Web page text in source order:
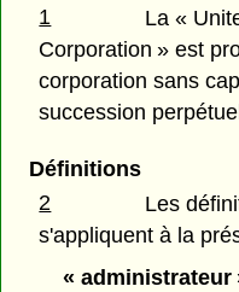
1
La «
Corporation » est
corporation sans
succession
Définitions
2
Les
s'appliquent à la
« administrateur